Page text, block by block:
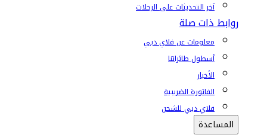
آخر التحديثات على الرحلات
روابط ذات صلة
معلومات عن فلاي دبي
أسطول طائراتنا
الأخبار
الفاتورة الضريبية
فلاي دبي للشحن
المساعدة